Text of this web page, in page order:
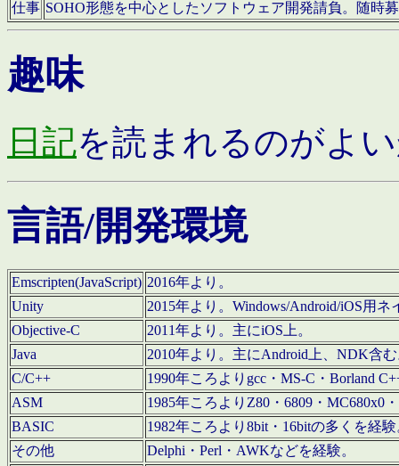
仕事 SOHO形態を中心としたソフトウェア開発請負。随時
趣味
日記を読まれるのがよ
言語/開発環境
Emscripten(JavaScript) 2016年より。
Unity
2015年より。Windows/Android/iOS用
Objective-C
2011年より。主にiOS上。
Java
2010年より。主にAndroid上、NDK含
C/C++
1990年ころよりgcc・MS-C・Borland
ASM
1985年ころよりZ80・6809・MC680x0
BASIC
1982年ころより8bit・16bitの多くを経
その他
Delphi・Perl・AWKなどを経験。